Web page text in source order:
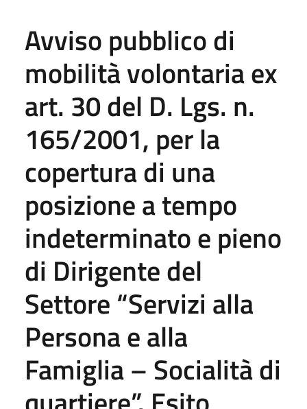
Avviso pubblico di
mobilità volontaria ex
art. 30 del D. Lgs. n.
165/2001, per la
copertura di una
posizione a tempo
indeterminato e pieno
di Dirigente del
Settore “Servizi alla
Persona e alla
Famiglia – Socialità di